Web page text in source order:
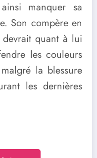
manquer sa
Son compère en
quant à lui
les couleurs
la blessure
les dernières